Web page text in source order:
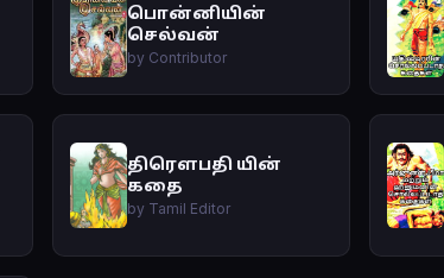
பொன்னியின்
செல்வன்
by Contributor
திரௌபதி யின்
கதை
by Tamil Editor